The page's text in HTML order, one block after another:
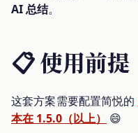
AI 总结。
📋 使用前提
这套方案需要配置简悦的
本在 1.5.0（以上）
😄